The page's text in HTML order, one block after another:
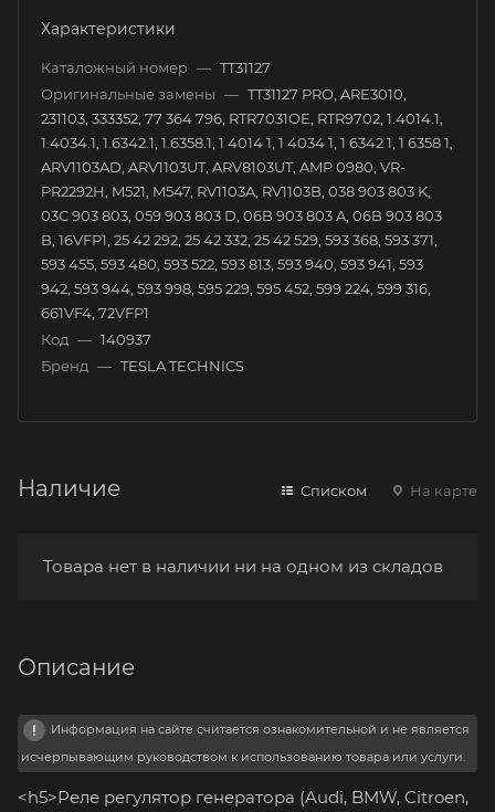
Характеристики
Каталожный номер — TT31127
Оригинальные замены — TT31127 PRO, ARE3010,
231103, 333352, 77 364 796, RTR7031OE, RTR9702, 1.4014.1,
1.4034.1, 1.6342.1, 1.6358.1, 1 4014 1, 1 4034 1, 1 6342 1, 1 6358 1,
ARV1103AD, ARV1103UT, ARV8103UT, AMP 0980, VR-
PR2292H, M521, M547, RV1103A, RV1103B, 038 903 803 K,
03C 903 803, 059 903 803 D, 06B 903 803 A, 06B 903 803
B, 16VFP1, 25 42 292, 25 42 332, 25 42 529, 593 368, 593 371,
593 455, 593 480, 593 522, 593 813, 593 940, 593 941, 593
942, 593 944, 593 998, 595 229, 595 452, 599 224, 599 316,
661VF4, 72VFP1
Код — 140937
Бренд — TESLA TECHNICS
Наличие Списком На карте
Товара нет в наличии ни на одном из складов
Описание
Информация на сайте считается ознакомительной и не является
исчерпывающим руководством к использованию товара или услуги.
<h5>Реле регулятор генератора (Audi, BMW, Citroen,